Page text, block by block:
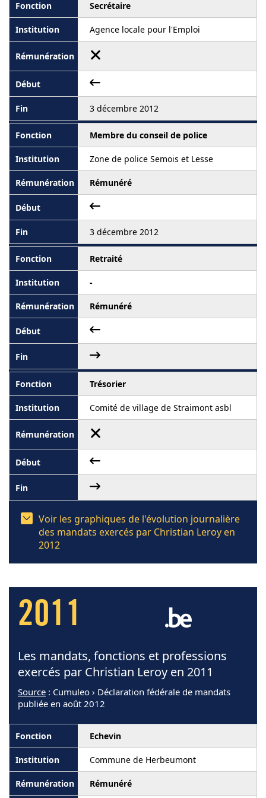
Secrétaire
Agence locale pour l'Emploi
3 décembre 2012
Membre du conseil de police
Zone de police Semois et Lesse
Rémunéré
3 décembre 2012
Retraité
-
Rémunéré
Trésorier
Comité de village de Straimont asbl
Voir les graphiques de l'évolution journalière
des mandats exercés par Christian Leroy en
2012
2011
Les mandats, fonctions et professions
exercés par Christian Leroy en 2011
Source : Cumuleo › Déclaration fédérale de mandats
publiée en août 2012
Echevin
Commune de Herbeumont
Rémunéré